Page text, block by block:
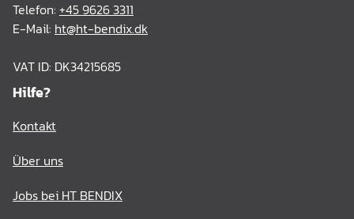
Telefon: +45 9626 3311
E-Mail: ht@ht-bendix.dk
VAT ID: DK34215685
Hilfe?
Kontakt
Über uns
Jobs bei HT BENDIX